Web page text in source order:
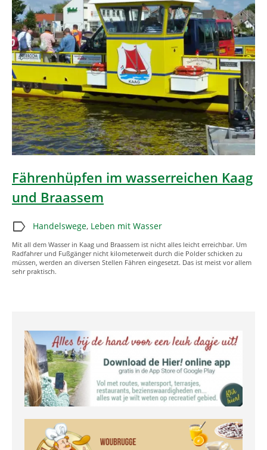
Fährenhüpfen im wasserreichen Kaag
und Braassem
label Handelswege, Leben mit Wasser
Mit all dem Wasser in Kaag und Braassem ist nicht alles leicht erreichbar. Um
Radfahrer und Fußgänger nicht kilometerweit durch die Polder schicken zu
müssen, werden an diversen Stellen Fähren eingesetzt. Das ist meist vor allem
sehr praktisch.